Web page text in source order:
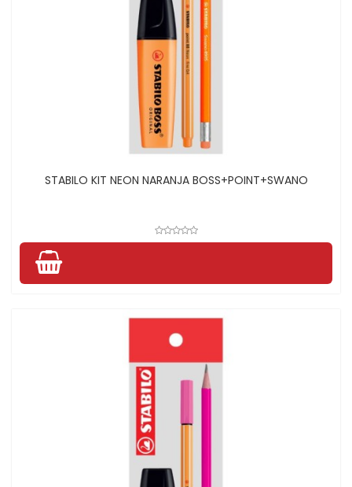
STABILO KIT NEON NARANJA BOSS+POINT+SWANO